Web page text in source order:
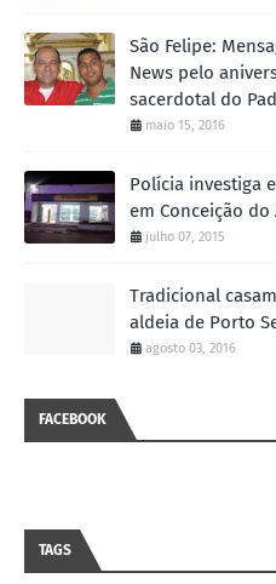
São Felipe:
News pelo
sacerdotal do
maio 15, 2016
Polícia investiga
em Conceição do
julho 07, 2015
Tradicional
aldeia de Porto
agosto 03, 2016
FACEBOOK
TAGS